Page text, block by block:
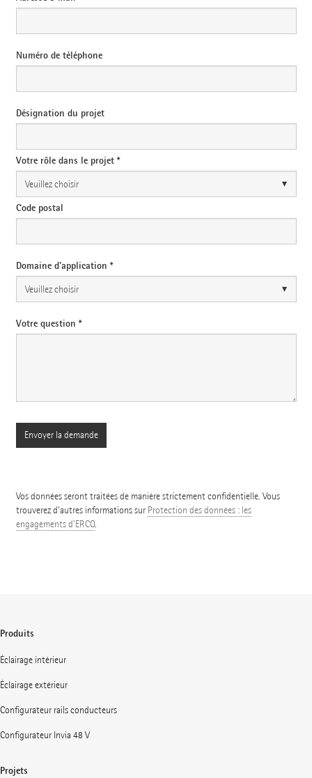
Numéro de téléphone
Désignation du projet
Votre rôle dans le projet *
Code postal
Domaine d'application *
Votre question *
Vos données seront traitées de manière strictement confidentielle. Vous
trouverez d'autres informations sur Protection des données : les
engagements d'ERCO.
Produits
Éclairage intérieur
Éclairage extérieur
Configurateur rails conducteurs
Configurateur Invia 48 V
Projets